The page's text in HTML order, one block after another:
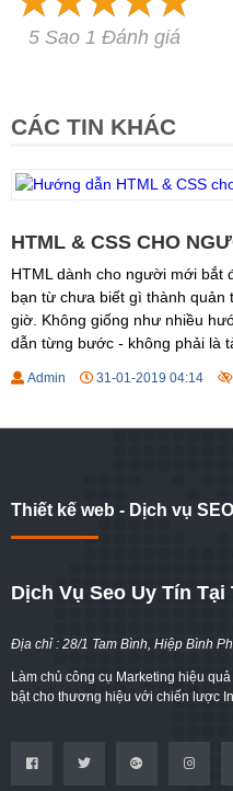
5 Sao 1 Đánh giá
CÁC TIN KHÁC
HTML & CSS CHO
HTML dành cho người mới bắt
bạn từ chưa biết gì thành quản
giờ. Không giống như nhiều
dẫn từng bước - không phải là
Admin 31-01-2019 04:14
Thiết kế web - Dịch vụ
Dịch Vụ Seo Uy Tín Tại
Địa chỉ : 28/1 Tam Bình, Hiệp Bình
Làm chủ công cụ Marketing hiệu
bật cho thương hiệu với chiến lược